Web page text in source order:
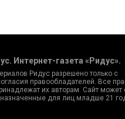
Интернет-газета «Ридус».
Ридус разрешено только с
правообладателей. Все
их авторам. Сайт может
для лиц младше 21